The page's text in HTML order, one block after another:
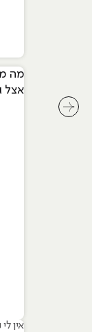
מה
אצל
אין
לחץ לשיקופית